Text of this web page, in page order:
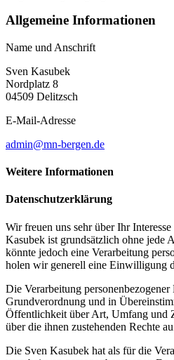
Allgemeine Informationen
Name und Anschrift
Sven Kasubek
Nordplatz 8
04509 Delitzsch
E-Mail-Adresse
admin@mn-bergen.de
Weitere Informationen
Datenschutzerklärung
Wir freuen uns sehr über Ihr
Kasubek ist grundsätzlich ohne jede
könnte jedoch eine Verarbeitung
holen wir generell eine Einwilligung
Die Verarbeitung
Grundverordnung und in
Öffentlichkeit über Art, Umfang und
über die ihnen zustehenden Rechte
Die Sven Kasubek hat als für die